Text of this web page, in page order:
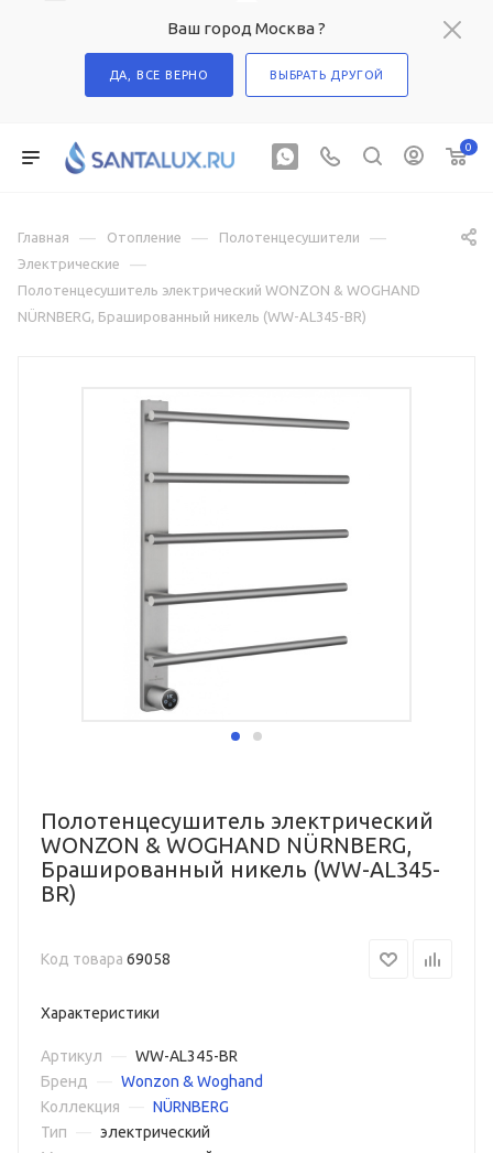
Ваш город Москва ?
ДА, ВСЕ ВЕРНО ВЫБРАТЬ ДРУГОЙ
0
Главная — Отопление — Полотенцесушители —
Электрические —
Полотенцесушитель электрический WONZON & WOGHAND
NÜRNBERG, Брашированный никель (WW-AL345-BR)
Полотенцесушитель электрический
WONZON & WOGHAND NÜRNBERG,
Брашированный никель (WW-AL345-
BR)
Код товара 69058
Характеристики
Артикул
WW-AL345-BR
Бренд
Wonzon & Woghand
Коллекция
NÜRNBERG
Тип
электрический